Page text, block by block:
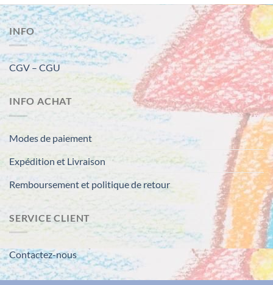
plusieurs
variations.
Les
options
peuvent
être
choisies
sur
la
produit
INFO
CGV – CGU
INFO ACHAT
Modes de paiement
Expédition et Livraison
Remboursement et politique de retour
SERVICE CLIENT
Contactez-nous